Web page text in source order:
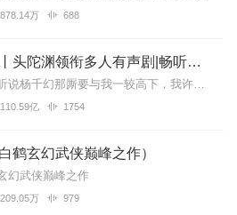
878.14万 688
大奉打更人丨头陀渊领衔多人有声剧|畅听全集|王鹤棣、田曦薇主演影视剧原著|卖报小郎君
【冒泡有奖】听说杨千幻那厮要与我一较高下，我许七安要开始装叉了！快进入声音播放页戳下方输入框，冒个泡偷偷告诉我，我要用哪些诗词才能胜过他？说得好的，有赏！202...
110.59亿 1754
鹤玄幻武侠巅峰之作）
幻武侠巅峰之作
209.05万 979